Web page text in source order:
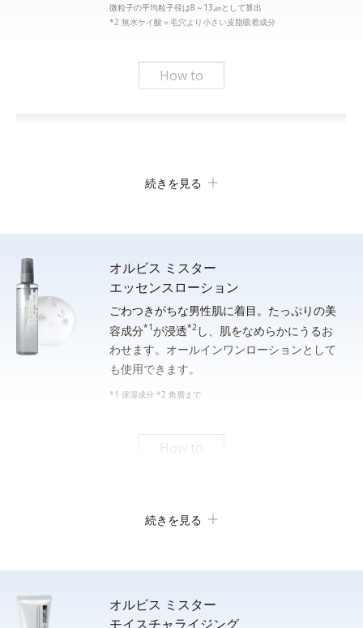
微粒子の平均粒子径は8～13㎛として算出
*2 無水ケイ酸＝毛穴より小さい皮脂吸着成分
How to
顔全体をぬらします。手のひらに適量（約２cm）をとり、水ま
たはぬるま湯でよく泡立ててから洗顔し、その後しっかり洗い流
*シェービングフォームとしてご使用になる場合は、洗面器等の器に適量をとり、水または
続きを見る
オルビス ミスター
エッセンスローション
ごわつきがちな男性肌に着目。たっぷりの美
容成分*1が浸透*2 し、肌をなめらかにうるお
わせます。オールインワンローションとして
も使用できます。
*1 保湿成分 *2 角層まで
How to
続きを見る
オルビス ミスター
モイスチャライジング